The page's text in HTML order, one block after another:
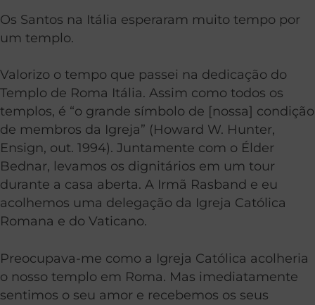
Os Santos na Itália esperaram muito tempo por
um templo.
Valorizo o tempo que passei na dedicação do
Templo de Roma Itália. Assim como todos os
templos, é “o grande símbolo de [nossa] condição
de membros da Igreja” (Howard W. Hunter,
Ensign, out. 1994). Juntamente com o Élder
Bednar, levamos os dignitários em um tour
durante a casa aberta. A Irmã Rasband e eu
acolhemos uma delegação da Igreja Católica
Romana e do Vaticano.
Preocupava-me como a Igreja Católica acolheria
o nosso templo em Roma. Mas imediatamente
sentimos o seu amor e recebemos os seus